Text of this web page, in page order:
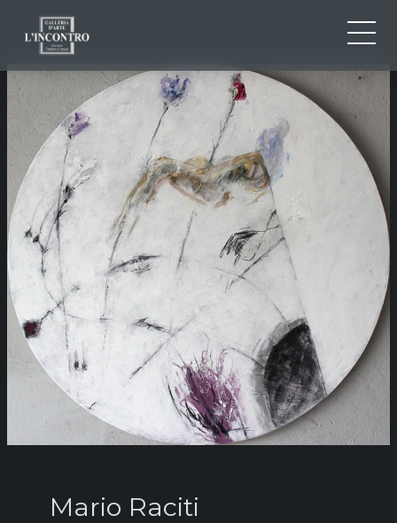
IT
EN
FR
QUI SOMMES-NOU
NEWS ED EVENTS
ARTISTES ET ŒUVRES
EXPOSITIONS
CONTACTS
Mario Raciti